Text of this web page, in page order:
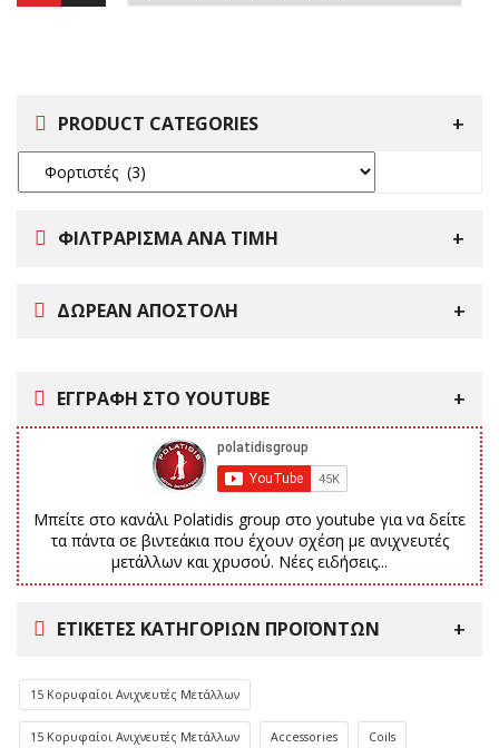
PRODUCT CATEGORIES
ΦΙΛΤΡΑΡΙΣΜΑ ΑΝΑ ΤΙΜΗ
ΔΩΡΕΑΝ ΑΠΟΣΤΟΛΗ
ΕΓΓΡΑΦΗ ΣΤΟ YOUTUBE
Μπείτε στο κανάλι Polatidis group στο youtube για να δείτε
τα πάντα σε βιντεάκια που έχουν σχέση με ανιχνευτές
μετάλλων και χρυσού. Νέες ειδήσεις...
ΕΤΙΚΈΤΕΣ ΚΑΤΗΓΟΡΙΏΝ ΠΡΟΪΌΝΤΩΝ
15 Κορυφαίοι Ανιχνευτές Μετάλλων
15 Κορυφαίοι Ανιχνευτές Μετάλλων Accessories Coils